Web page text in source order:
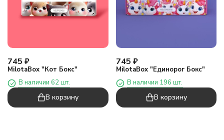
745 ₽
MilotaBox "Кот Бокс"
В наличии 62 шт.
В корзину
745 ₽
MilotaBox "Единорог Бокс"
В наличии 196 шт.
В корзину